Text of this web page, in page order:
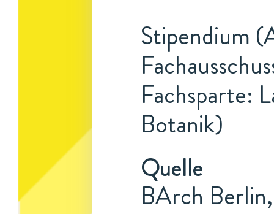
Stipendium
Fachsparte:
Botanik)
Quelle
BArch